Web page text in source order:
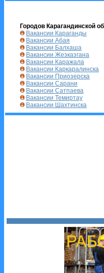
Городов Карагандинской
Вакансии Караганды
Вакансии Абая
Вакансии Балхаша
Вакансии Жезказгана
Вакансии Каражала
Вакансии Каркаралинска
Вакансии Приозерска
Вакансии Сарани
Вакансии Сатпаева
Вакансии Темиртау
Вакансии Шахтинска